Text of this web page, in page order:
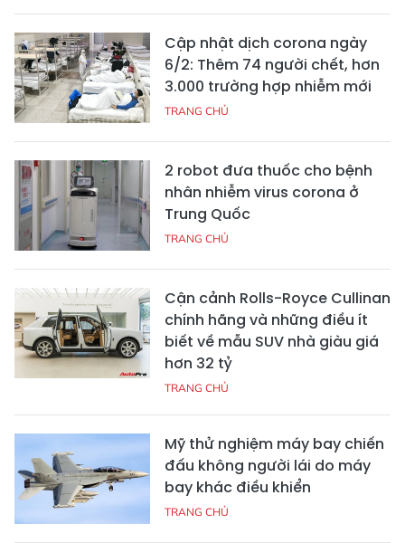
Cập nhật dịch corona ngày
6/2: Thêm 74 người chết, hơn
3.000 trường hợp nhiễm mới
TRANG CHỦ
2 robot đưa thuốc cho bệnh
nhân nhiễm virus corona ở
Trung Quốc
TRANG CHỦ
Cận cảnh Rolls-Royce Cullinan
chính hãng và những điều ít
biết về mẫu SUV nhà giàu giá
hơn 32 tỷ
TRANG CHỦ
Mỹ thử nghiệm máy bay chiến
đấu không người lái do máy
bay khác điều khiển
TRANG CHỦ